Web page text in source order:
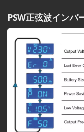
PSW正弦波インバ